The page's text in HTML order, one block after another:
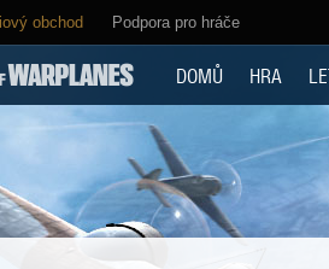
obchod Podpora pro hráče
DOMŮ HRA